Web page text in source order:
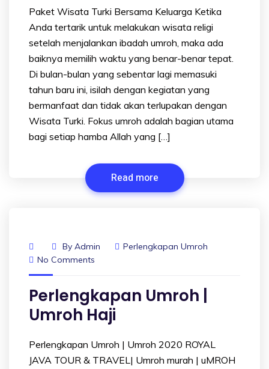
Paket Wisata Turki Bersama Keluarga Ketika
Anda tertarik untuk melakukan wisata religi
setelah menjalankan ibadah umroh, maka ada
baiknya memilih waktu yang benar-benar tepat.
Di bulan-bulan yang sebentar lagi memasuki
tahun baru ini, isilah dengan kegiatan yang
bermanfaat dan tidak akan terlupakan dengan
Wisata Turki. Fokus umroh adalah bagian utama
bagi setiap hamba Allah yang […]
Read more
By Admin
Perlengkapan Umroh
No Comments
Perlengkapan Umroh |
Umroh Haji
Perlengkapan Umroh | Umroh 2020 ROYAL
JAVA TOUR & TRAVEL| Umroh murah | uMROH